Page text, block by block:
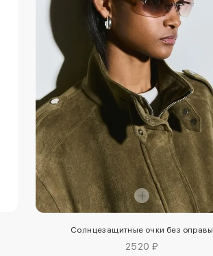
Солнцезащитные очки без оправы
2520 ₽